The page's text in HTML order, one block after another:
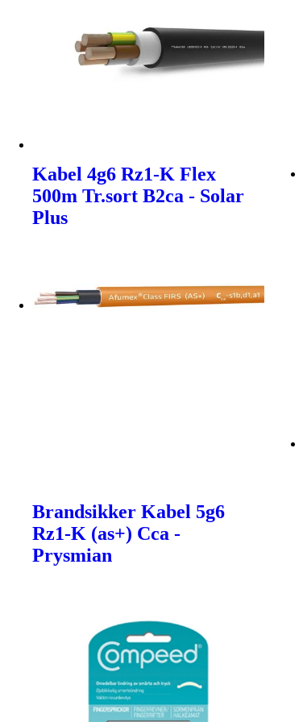
Kabel 4g6 Rz1-K Flex
500m Tr.sort B2ca - Solar
Plus
Brandsikker Kabel 5g6
Rz1-K (as+) Cca -
Prysmian